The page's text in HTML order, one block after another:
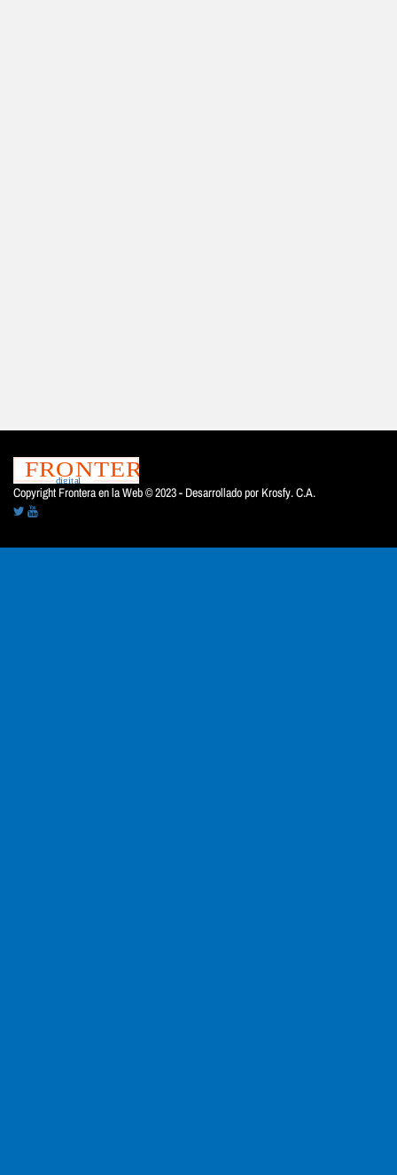
Copyright Frontera en la Web © 2023 - Desarrollado por Krosfy. C.A.